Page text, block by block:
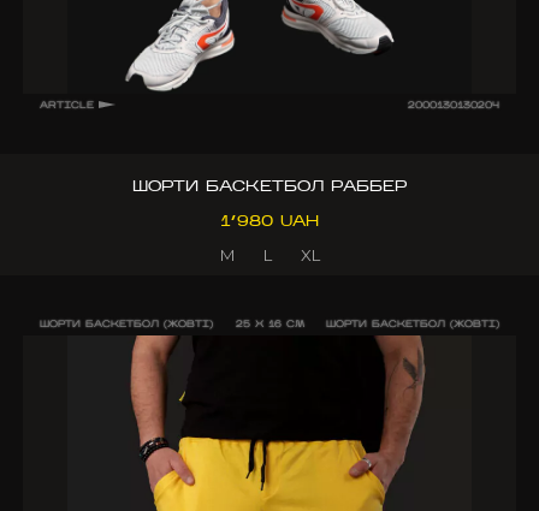
ARTICLE 2000130130204
ШОРТИ БАСКЕТБОЛ РАББЕР
1’980 UAH
M
L XL
ШОРТИ БАСКЕТБОЛ (ЖОВТІ) 25 X 16 CM ШОРТИ БАСКЕТБОЛ (ЖОВТІ)